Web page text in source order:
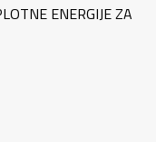
ENERGIJE ZA